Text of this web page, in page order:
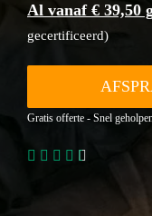
Al vanaf € 39,50
gecertificeerd)
Gratis offerte - Snel